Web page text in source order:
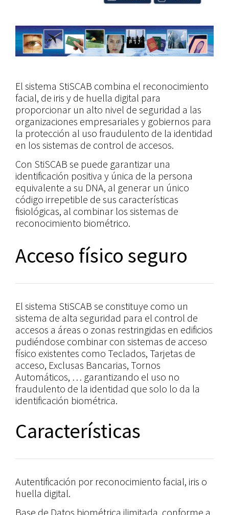
El sistema StiSCAB combina el reconocimiento
facial, de iris y de huella digital para
proporcionar un alto nivel de seguridad a las
organizaciones empresariales y gobiernos para
la protección al uso fraudulento de la identidad
en los sistemas de control de accesos.
Con StiSCAB se puede garantizar una
identificación positiva y única de la persona
equivalente a su DNA, al generar un único
código irrepetible de sus características
fisiológicas, al combinar los sistemas de
reconocimiento biométrico.
Acceso físico seguro
El sistema StiSCAB se constituye como un
sistema de alta seguridad para el control de
accesos a áreas o zonas restringidas en edificios
pudiéndose combinar con sistemas de acceso
físico existentes como Teclados, Tarjetas de
acceso, Exclusas Bancarias, Tornos
Automáticos, … garantizando el uso no
fraudulento de la identidad que solo lo da la
identificación biométrica.
Características
Autentificación por reconocimiento facial, iris o
huella digital.
Base de Datos biométrica ilimitada, conforme a